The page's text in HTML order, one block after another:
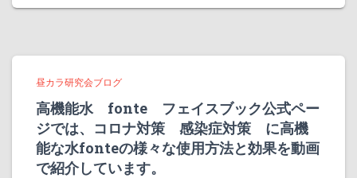
昼カラ研究会ブログ
高機能水 fonte フェイスブック公式ペー
ジでは、コロナ対策 感染症対策 に高機
能な水fonteの様々な使用方法と効果を動画
で紹介しています。